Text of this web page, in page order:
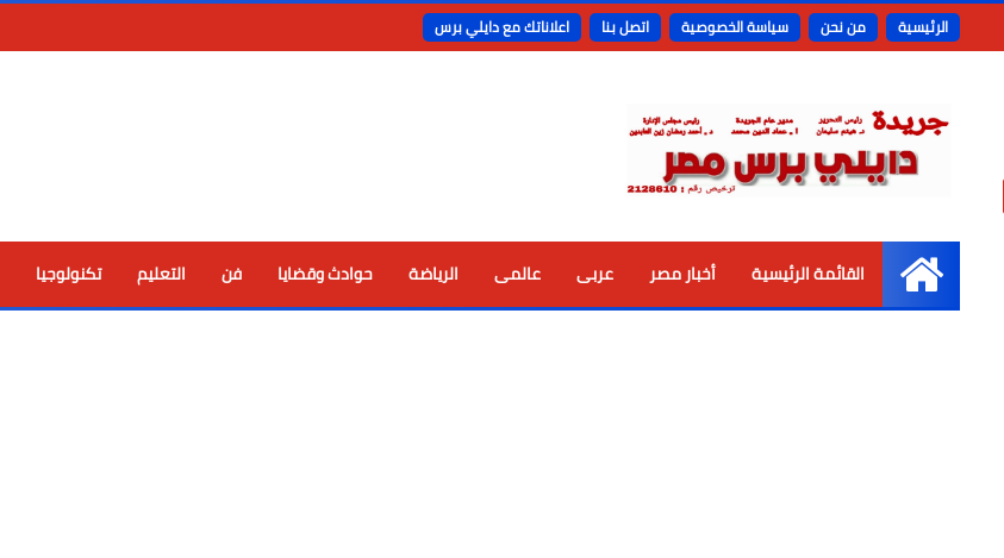
الرئيسية من نحن سياسة الخصوصية اتصل بنا اعلاناتك مع دايلي برس
الرئيسية
القائمة الرئيسية أخبار مصر عربى عالمى الرياضة حوادث وقضايا فن التعليم تكنولوجيا